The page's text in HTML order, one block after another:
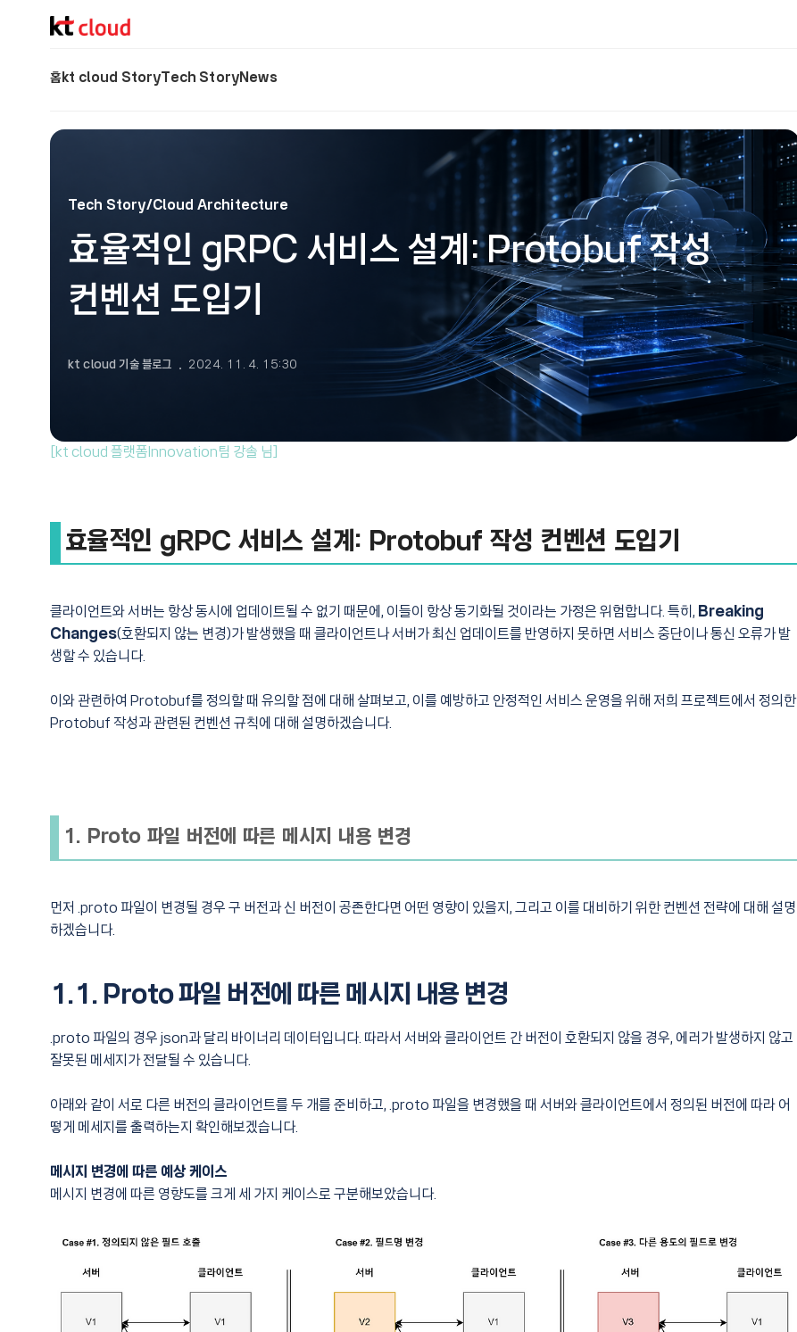
기술 블로그 (Tech) | kt cloud
홈 kt cloud StoryTech StoryNews
Tech Story/Cloud Architecture
효율적인 gRPC 서비스 설계: Protobuf 작성
컨벤션 도입기
kt cloud 기술 블로그 2024. 11. 4. 15:30
[kt cloud 플랫폼Innovation팀 강솔 님]
효율적인 gRPC 서비스 설계: Protobuf 작성 컨벤션 도입기
클라이언트와 서버는 항상 동시에 업데이트될 수 없기 때문에, 이들이 항상 동기화될 것이라는 가정은 위험합니다. 특히, Breaking
Changes(호환되지 않는 변경)가 발생했을 때 클라이언트나 서버가 최신 업데이트를 반영하지 못하면 서비스 중단이나 통신 오류가 발
생할 수 있습니다.
이와 관련하여 Protobuf를 정의할 때 유의할 점에 대해 살펴보고, 이를 예방하고 안정적인 서비스 운영을 위해 저희 프로젝트에서 정의한
Protobuf 작성과 관련된 컨벤션 규칙에 대해 설명하겠습니다.
1. Proto 파일 버전에 따른 메시지 내용 변경
먼저 .proto 파일이 변경될 경우 구 버전과 신 버전이 공존한다면 어떤 영향이 있을지, 그리고 이를 대비하기 위한 컨벤션 전략에 대해 설명
하겠습니다.
1.1. Proto 파일 버전에 따른 메시지 내용 변경
.proto 파일의 경우 json과 달리 바이너리 데이터입니다. 따라서 서버와 클라이언트 간 버전이 호환되지 않을 경우, 에러가 발생하지 않고
잘못된 메세지가 전달될 수 있습니다.
아래와 같이 서로 다른 버전의 클라이언트를 두 개를 준비하고, .proto 파일을 변경했을 때 서버와 클라이언트에서 정의된 버전에 따라 어
떻게 메세지를 출력하는지 확인해보겠습니다.
메시지 변경에 따른 예상 케이스
메시지 변경에 따른 영향도를 크게 세 가지 케이스로 구분해보았습니다.